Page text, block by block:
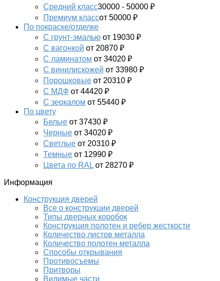
Средний класс30000 - 50000 ₽
Премиум классот 50000 ₽
По покраске/отделке
С грунт-эмалью от 19030 ₽
С вагонкой от 20870 ₽
С ламинатом от 34020 ₽
С винилискожей от 33980 ₽
Порошковые от 20310 ₽
С МДФ от 44420 ₽
С зеркалом от 55440 ₽
По цвету
Белые от 37430 ₽
Черные от 34020 ₽
Светлые от 20310 ₽
Темные от 12990 ₽
Цвета по RAL от 28270 ₽
Информация
Конструкция дверей
Все о конструкции дверей
Типы дверных коробок
Конструкция полотен и ребер жесткости
Количество листов металла
Количество полотен металла
Способы открывания
Противосъемы
Притворы
Видимые части